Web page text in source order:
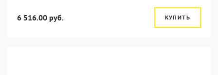
6 516.00 руб. КУПИТЬ